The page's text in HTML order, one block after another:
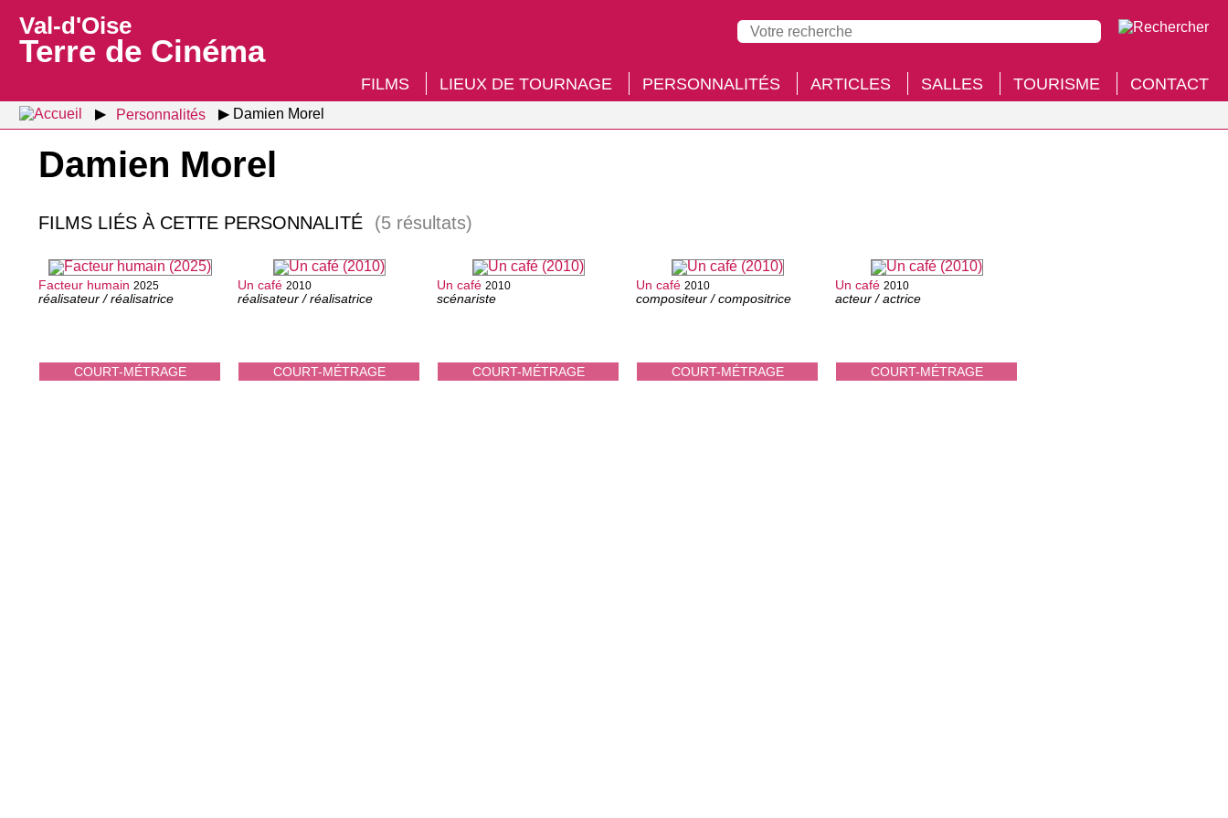
Val-d'Oise
Terre de Cinéma
FILMS LIEUX DE TOURNAGE PERSONNALITÉS ARTICLES SALLES TOURISME CONTACT
Personnalités Damien Morel
Damien Morel
FILMS LIÉS À CETTE PERSONNALITÉ (5 résultats)
COURT-MÉTRAGE
Facteur humain 2025
réalisateur / réalisatrice
COURT-MÉTRAGE
Un café 2010
réalisateur / réalisatrice
COURT-MÉTRAGE
Un café 2010
scénariste
COURT-MÉTRAGE
Un café 2010
compositeur / compositrice
COURT-MÉTRAGE
Un café 2010
acteur / actrice